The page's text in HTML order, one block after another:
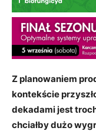
Z planowaniem
kontekście
dekadami jest
chciałby dużo